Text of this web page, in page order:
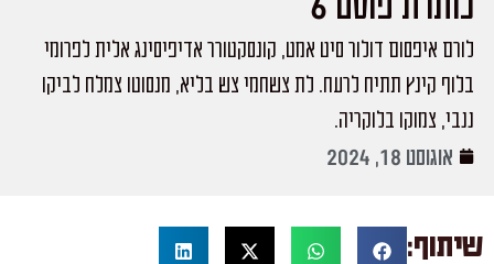
לורם איפסום דולור סיט אמט, קונסקטורר אדיפיסינג אלית לפרומי
בלוף קינץ תתיח לרעח. לת צשחמי צש בליא, מנסוטו צמלח לביקו
ננבי, צמוקו בלוקריה.
אוגוסט 18, 2024
שיתוף: